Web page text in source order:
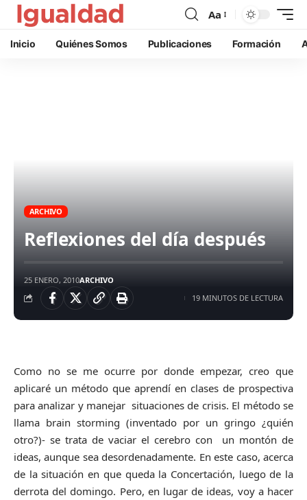
Aa
Inicio Quiénes Somos Publicaciones Formación
ARCHIVO
Reflexiones del día después
25 ENERO, 2010ARCHIVO
19 MINUTOS DE LECTURA
Como no se me ocurre por donde empezar, creo que
aplicaré un método que aprendí en clases de prospectiva
para analizar y manejar situaciones de crisis. El método se
llama brain storming (inventado por un gringo ¿quién
otro?)- se trata de vaciar el cerebro con un montón de
ideas, aunque sea desordenadamente. En este caso, acerca
de la situación en que queda la Concertación, luego de la
derrota del domingo. Pero, en lugar de ideas, voy a hacer